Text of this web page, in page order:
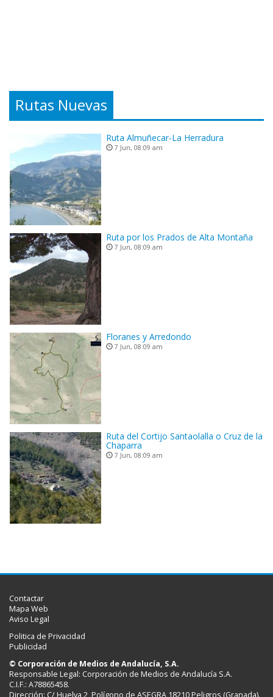
Rutas Nuevas
Ruta Almuñecar-La Herradura
7 Jun, 08:09 am
Ruta por los Prados de Alta Montaña
7 Jun, 08:09 am
Floranes y Arredondo
7 Jun, 08:09 am
Ruta del Cortijo Santaolalla o Cruz de la
Chaparra
7 Jun, 08:09 am
Contactar
Mapa Web
Aviso Legal
Politica de Privacidad
Publicidad
© Corporación de Medios de Andalucía, S.A.
Responsable Legal: Corporación de Medios de Andalucía S.A.
C.I.F.: A78865458.